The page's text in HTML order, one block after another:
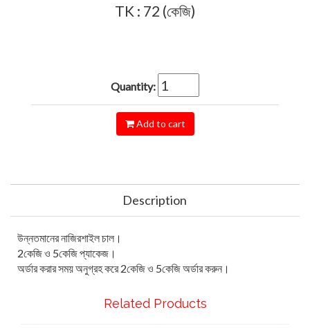
TK : 72 (কেজি)
Quantity:
Add to cart
Description
উন্নতমানের নাজিরশাইল চাল।
2কেজি ও 5কেজি প্যাকেজ।
অর্ডার করার সময় অনুগ্রহ করে 2কেজি ও 5কেজি অর্ডার করুন।
Related Products